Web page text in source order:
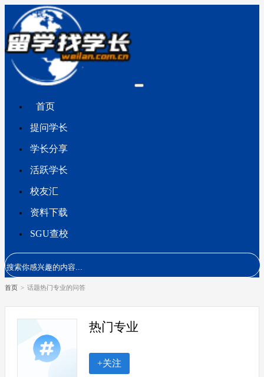
首页
提问学长
学长分享
活跃学长
校友汇
资料下载
SGU查校
首页 > 话题热门专业的问答
热门专业
+关注